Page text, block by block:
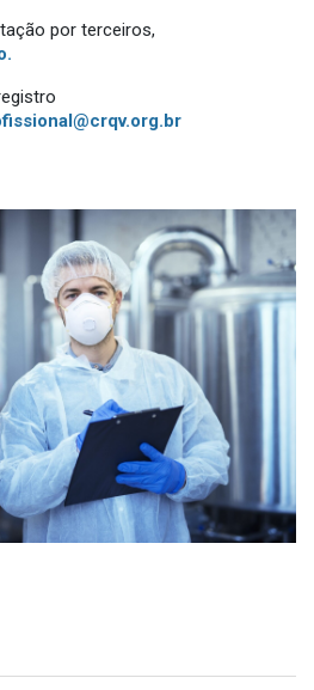
por terceiros,